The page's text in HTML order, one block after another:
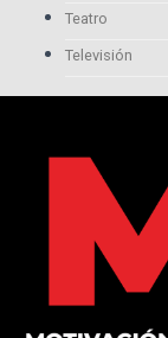
Teatro
Televisión